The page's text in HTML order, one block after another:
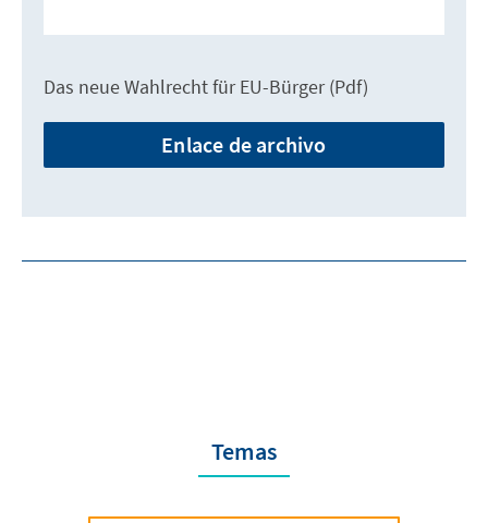
Das neue Wahlrecht für EU-Bürger (Pdf)
Enlace de archivo
Temas